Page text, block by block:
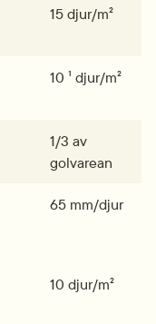
15 djur/m²
10 ¹ djur/m²
1/3 av
golvarean
65 mm/djur
10 djur/m²